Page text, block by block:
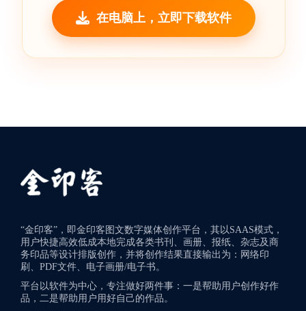
在电脑上，立即下载软件
“金印客”，即金印客图文数字媒体创作平台，其以SAAS模式，
用户快捷高效低成本地完成各类书刊、画册、报纸、杂志及商
务印品等设计排版创作，并将创作结果直接输出为：网络印
刷、PDF文件、电子画册/电子书。
平台以软件为中心，专注做好两件事：一是帮助用户创作好作
品，二是帮助用户用好自己的作品。